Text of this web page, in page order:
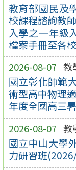
教育部國民及
校課程諮詢教
入學之一年級
檔案手冊至各校
2026-08-07 教
國立彰化師範
術型高中物理
年度全國高三
2026-08-07 教
國立中山大學
力研習班